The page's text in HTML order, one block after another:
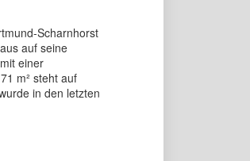
Scharnhorst
auf seine
einer
m² steht auf
in den letzten